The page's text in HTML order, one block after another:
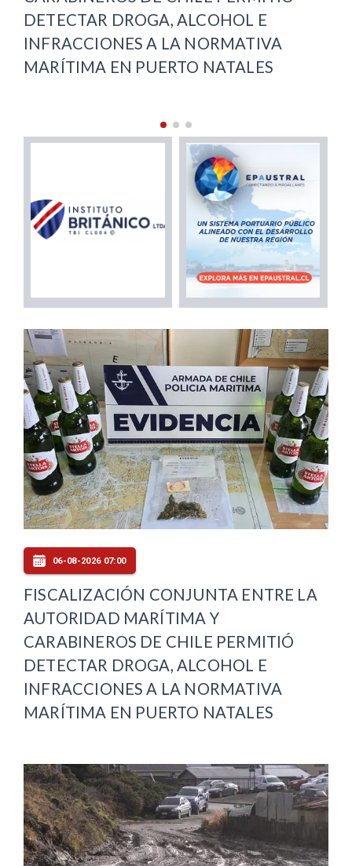
RECUPERACIÓN VIAL EN PUNTA
ARENAS
06-08-2026 07:00
FISCALIZACIÓN CONJUNTA ENTRE LA
AUTORIDAD MARÍTIMA Y
CARABINEROS DE CHILE PERMITIÓ
DETECTAR DROGA, ALCOHOL E
INFRACCIONES A LA NORMATIVA
MARÍTIMA EN PUERTO NATALES